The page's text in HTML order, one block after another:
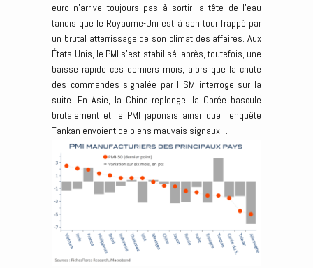
euro n’arrive toujours pas à sortir la tête de l’eau
tandis que le Royaume-Uni est à son tour frappé par
un brutal atterrissage de son climat des affaires. Aux
États-Unis, le PMI s’est stabilisé après, toutefois, une
baisse rapide ces derniers mois, alors que la chute
des commandes signalée par l’ISM interroge sur la
suite. En Asie, la Chine replonge, la Corée bascule
brutalement et le PMI japonais ainsi que l’enquête
Tankan envoient de biens mauvais signaux…